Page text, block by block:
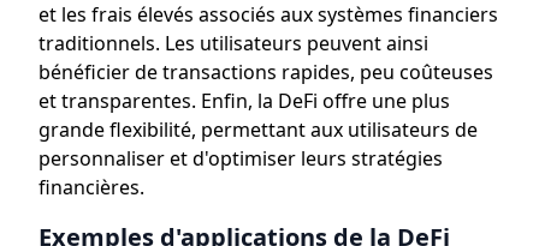
et les frais élevés associés aux systèmes financiers
traditionnels. Les utilisateurs peuvent ainsi
bénéficier de transactions rapides, peu coûteuses
et transparentes. Enfin, la DeFi offre une plus
grande flexibilité, permettant aux utilisateurs de
personnaliser et d'optimiser leurs stratégies
financières.
Exemples d'applications de la DeFi